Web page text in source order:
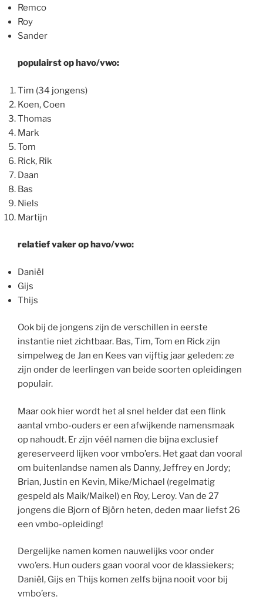
Remco
Roy
Sander
populairst op havo/vwo:
Tim (34 jongens)
Koen, Coen
Thomas
Mark
Tom
Rick, Rik
Daan
Bas
Niels
Martijn
relatief vaker op havo/vwo:
Daniël
Gijs
Thijs
Ook bij de jongens zijn de verschillen in eerste
instantie niet zichtbaar. Bas, Tim, Tom en Rick zijn
simpelweg de Jan en Kees van vijftig jaar geleden: ze
zijn onder de leerlingen van beide soorten opleidingen
populair.
Maar ook hier wordt het al snel helder dat een flink
aantal vmbo-ouders er een afwijkende namensmaak
op nahoudt. Er zijn véél namen die bijna exclusief
gereserveerd lijken voor vmbo’ers. Het gaat dan vooral
om buitenlandse namen als Danny, Jeffrey en Jordy;
Brian, Justin en Kevin, Mike/Michael (regelmatig
gespeld als Maik/Maikel) en Roy, Leroy. Van de 27
jongens die Bjorn of Björn heten, deden maar liefst 26
een vmbo-opleiding!
Dergelijke namen komen nauwelijks voor onder
vwo’ers. Hun ouders gaan vooral voor de klassiekers;
Daniël, Gijs en Thijs komen zelfs bijna nooit voor bij
vmbo’ers.